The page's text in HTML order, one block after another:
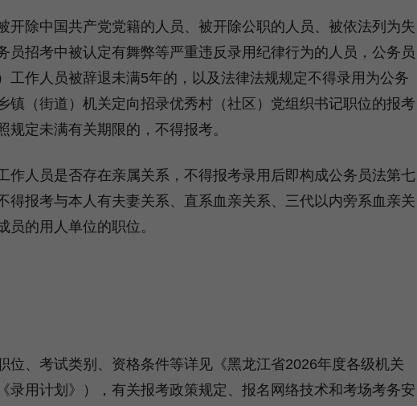
除中国共产党党籍的人员、被开除公职的人员、被依法列为失
员招考中被认定有舞弊等严重违反录用纪律行为的人员，公务员
工作人员被辞退未满5年的，以及法律法规规定不得录用为公务
镇（街道）机关定向招录优秀村（社区）党组织书记职位的报考
定未满有关期限的，不得报考。
人员是否存在亲属关系，不得报考录用后即构成公务员法第七
得报考与本人有夫妻关系、直系血亲关系、三代以内旁系血亲关
员的用人单位的职位。
、考试类别、资格条件等详见《黑龙江省2026年度各级机关
录用计划》），有关报考政策规定、报名网络技术和考场考务安